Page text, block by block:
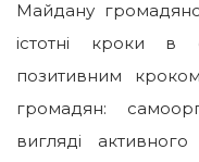
Майдану
істотні кроки в
позитивним
громадян:
вигляді